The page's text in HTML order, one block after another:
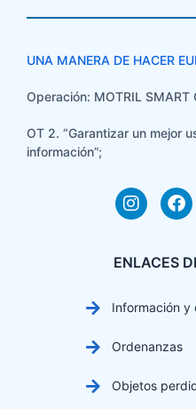
UNA MANERA DE HACER
Operación: MOTRIL SMART
OT 2. “Garantizar un mejor
información”;
ENLACES
Información y
Ordenanzas
Objetos